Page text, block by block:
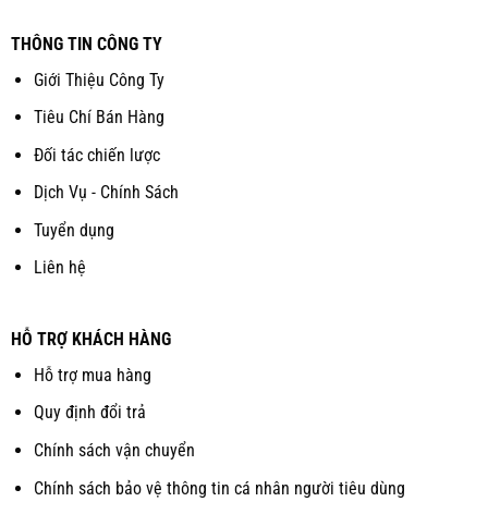
THÔNG TIN CÔNG TY
Giới Thiệu Công Ty
Tiêu Chí Bán Hàng
Đối tác chiến lược
Dịch Vụ - Chính Sách
Tuyển dụng
Liên hệ
HỖ TRỢ KHÁCH HÀNG
Hỗ trợ mua hàng
Quy định đổi trả
Chính sách vận chuyển
Chính sách bảo vệ thông tin cá nhân người tiêu dùng